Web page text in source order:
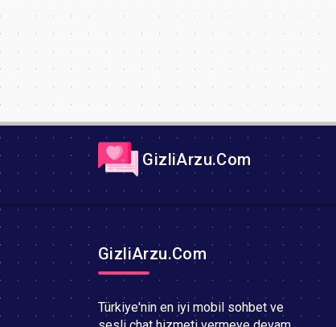
GizliArzu.Com
GizliArzu.Com
Türkiye'nin en iyi mobil sohbet ve